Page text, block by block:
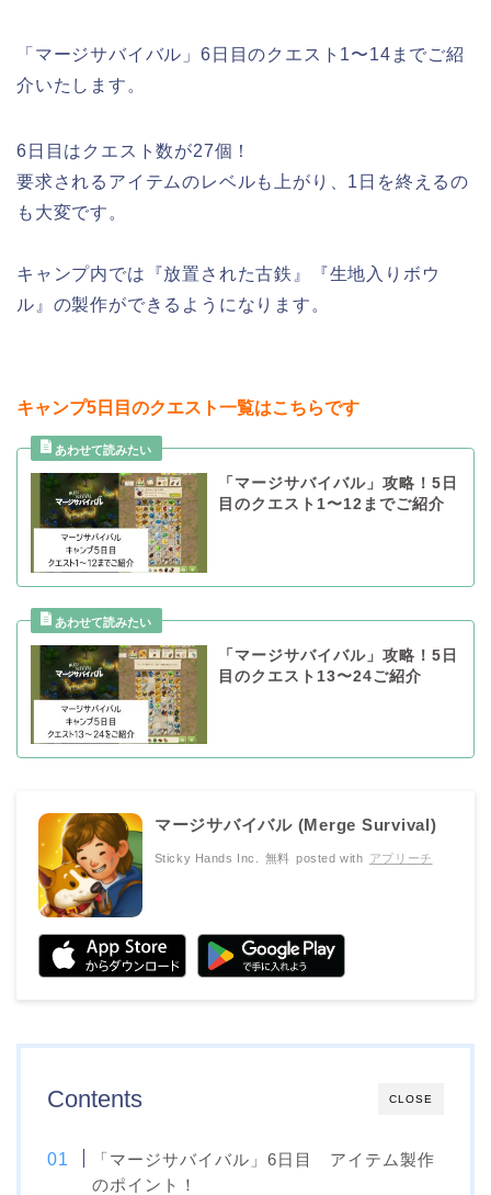
「マージサバイバル」6日目のクエスト1〜14までご紹
介いたします。
6日目はクエスト数が27個！
要求されるアイテムのレベルも上がり、1日を終えるの
も大変です。
キャンプ内では『放置された古鉄』『生地入りボウ
ル』の製作ができるようになります。
キャンプ5日目のクエスト一覧はこちらです
「マージサバイバル」攻略！5日
目のクエスト1〜12までご紹介
「マージサバイバル」攻略！5日
目のクエスト13〜24ご紹介
マージサバイバル (Merge Survival)
Sticky Hands Inc. 無料 posted with アプリーチ
CLOSE
Contents
「マージサバイバル」6日目 アイテム製作
のポイント！